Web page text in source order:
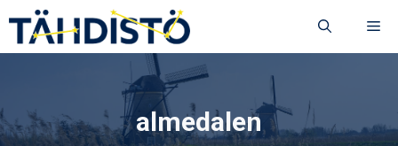
sisältöön
almedalen